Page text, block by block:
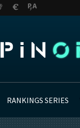
RANKINGS SERIES